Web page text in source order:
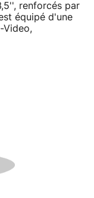
renforcés par
équipé d'une
Video,